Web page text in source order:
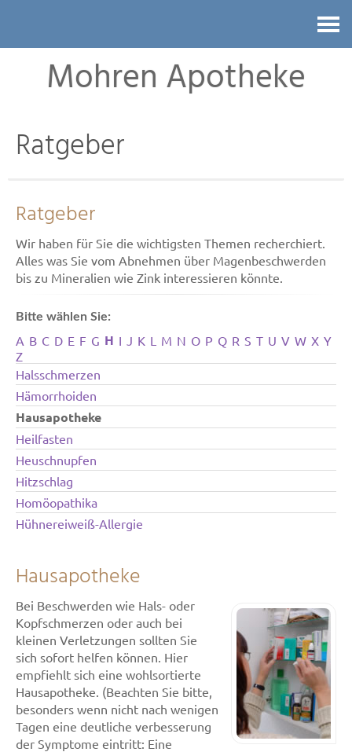
Mohren Apotheke
Ratgeber
Ratgeber
Wir haben für Sie die wichtigsten Themen recherchiert.
Alles was Sie vom Abnehmen über Magenbeschwerden
bis zu Mineralien wie Zink interessieren könnte.
Bitte wählen Sie:
A B C D E F G H I J K L M N O P Q R S T U V W X Y
Z
Halsschmerzen
Hämorrhoiden
Hausapotheke
Heilfasten
Heuschnupfen
Hitzschlag
Homöopathika
Hühnereiweiß-Allergie
Hausapotheke
Bei Beschwerden wie Hals- oder
Kopfschmerzen oder auch bei
kleinen Verletzungen sollten Sie
sich sofort helfen können. Hier
empfiehlt sich eine wohlsortierte
Hausapotheke. (Beachten Sie bitte,
besonders wenn nicht nach wenigen
Tagen eine deutliche verbesserung
der Symptome eintritt: Eine